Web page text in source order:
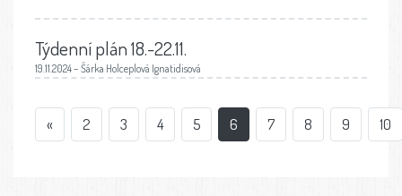
Týdenní plán 18.-22.11.
19.11.2024 – Šárka Holceplová Ignatidisová
« 2 3 4 5 6 7 8 9 10